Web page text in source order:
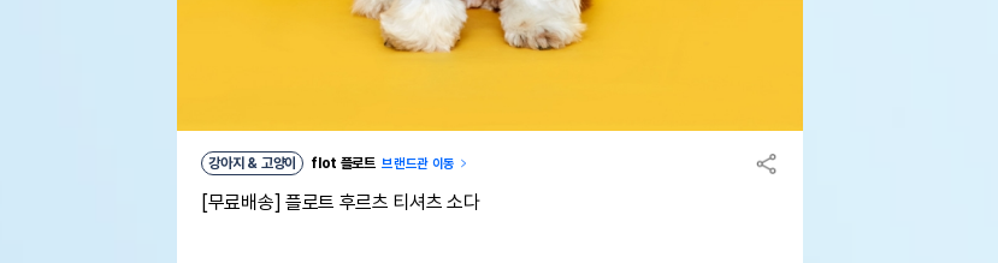
강아지 & 고양이 flot 플로트 브랜드관 이동
[무료배송] 플로트 후르츠 티셔츠 소다